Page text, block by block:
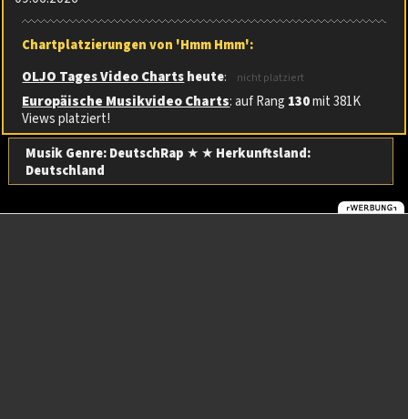
Chartplatzierungen von 'Hmm Hmm':
OLJO Tages Video Chartsheute: nicht platziert
Europäische Musikvideo Charts: auf Rang 130mit 381K
Views platziert!
Musik Genre: DeutschRap ★ ★ Herkunftsland:
Deutschland